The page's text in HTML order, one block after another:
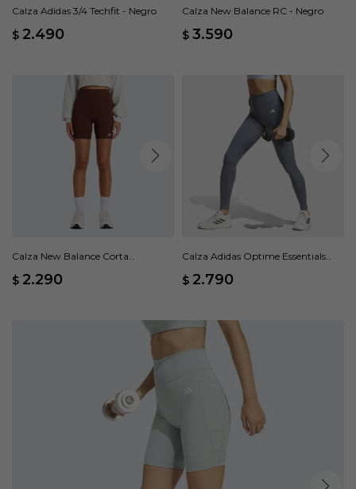
Calza Adidas 3/4 Techfit - Negro
$ 2.490
Calza New Balance RC - Negro
$ 3.590
Calza New Balance Corta
$ 2.290
Calza Adidas Optime Essentials
$ 2.790